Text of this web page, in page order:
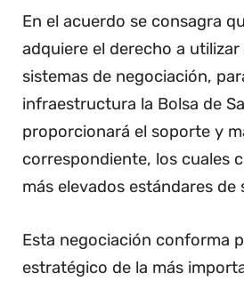
En el acuerdo se consagra
adquiere el derecho a
sistemas de negociación,
infraestructura la Bolsa de
proporcionará el soporte y
correspondiente, los cuales
más elevados estándares de
Esta negociación conforma
estratégico de la más